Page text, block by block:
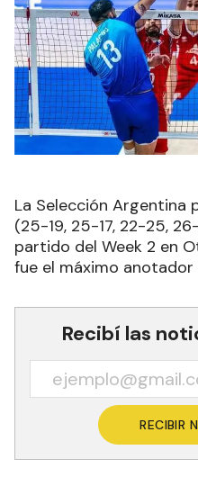
La Selección Argentina
(25-19, 25-17, 22-25,
partido del Week 2 en
fue el máximo
Recibí las
RECIBIR